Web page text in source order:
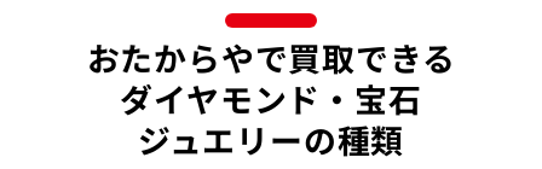
おたからやで買取できる
ダイヤモンド・宝石
ジュエリーの種類